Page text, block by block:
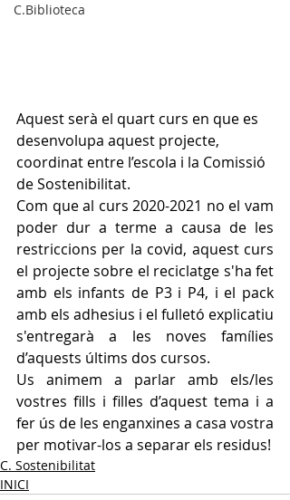
C.Biblioteca
Aquest serà el quart curs en que es
desenvolupa aquest projecte,
coordinat entre l’escola i la Comissió
de Sostenibilitat.
Com que al curs 2020-2021 no el vam
poder dur a terme a causa de les
restriccions per la covid, aquest curs
el projecte sobre el reciclatge s'ha fet
amb els infants de P3 i P4, i el pack
amb els adhesius i el fulletó explicatiu
s'entregarà a les noves famílies
d’aquests últims dos cursos.
Us animem a parlar amb els/les
vostres fills i filles d’aquest tema i a
fer ús de les enganxines a casa vostra
per motivar-los a separar els residus!
C. Sostenibilitat
INICI